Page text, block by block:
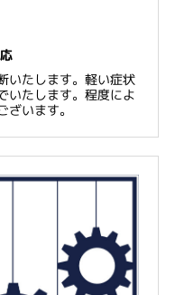
いたします。軽い症状
いたします。程度によ
います。